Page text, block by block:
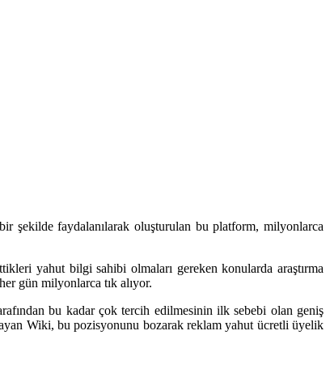
şekilde faydalanılarak oluşturulan bu platform, milyonlarca
yahut bilgi sahibi olmaları gereken konularda araştırma
gün milyonlarca tık alıyor.
bu kadar çok tercih edilmesinin ilk sebebi olan geniş
Wiki, bu pozisyonunu bozarak reklam yahut ücretli üyelik